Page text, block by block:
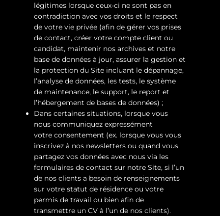
légitimes lorsque ceux-ci ne sont pas en
contradiction avec vos droits et le respect
de votre vie privée (afin de gérer vos prises
de contact, créer votre compte client ou
candidat, maintenir nos archives et notre
base de données à jour, assurer la gestion et
la protection du Site incluant le dépannage,
l’analyse de données, les tests, le système
de maintenance, le support, le report et
l’hébergement de bases de données) ;
Dans certaines situations, lorsque vous
nous communiquez expressément
votre consentement (ex. lorsque vous vous
inscrivez à nos newsletters ou quand vous
partagez vos données avec nous via les
formulaires de contact sur notre Site, si l’un
de nos clients a besoin de renseignements
sur votre statut de résidence ou votre
permis de travail ou bien afin de
transmettre un CV à l’un de nos clients).